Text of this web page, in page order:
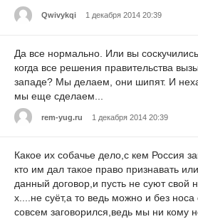
Qwivykqi 1 декабря 2014 20:39
Да все нормально. Или вы
когда все решения правительства
западе? Мы делаем, они шипят. И
мы еще сделаем...
rem-yug.ru 1 декабря 2014 20:39
Какое их собачье дело,с кем Россия
кто им дал такое право признавать
данный договор,и пусть не суют свой
х....не суёт,а то ведь можно и без носа
совсем заговорился,ведь мы ни кому